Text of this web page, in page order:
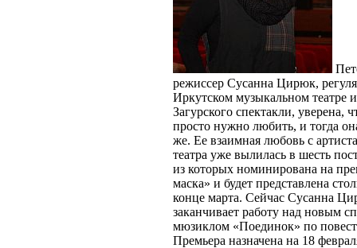
режиссер Сусанна Цирюк,
Иркутском музыкальном
Загурского спектакли, уверена,
просто нужно любить, и тогда
же. Ее взаимная любовь с
театра уже вылилась в шесть
из которых номинирована на
маска» и будет представлена
конце марта. Сейчас Сусанна
заканчивает работу над новым
мюзиклом «Поединок» по
Премьера назначена на 18